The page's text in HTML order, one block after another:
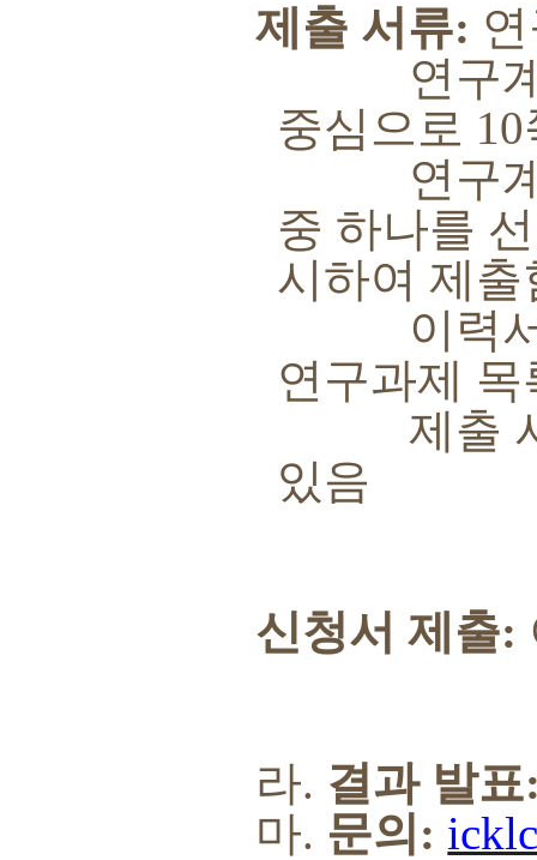
제출 서류:
연구계획
중심으로 10
연구계
중 하나를
시하여 제출
이력서
연구과제
제출 서류
있음
신청서 제출:
라. 결과 발표
마. 문의: